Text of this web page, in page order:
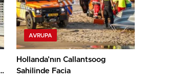
AVRUPA
Hollanda’nın Callantsoog
Sahilinde Facia